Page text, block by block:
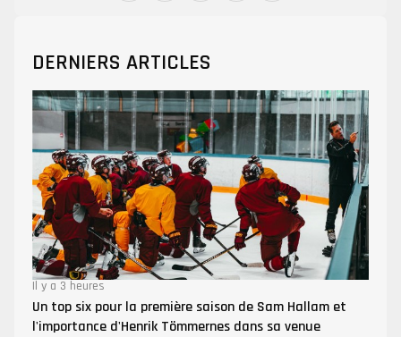
DERNIERS ARTICLES
Il y a 3 heures
Un top six pour la première saison de Sam Hallam et
l'importance d'Henrik Tömmernes dans sa venue